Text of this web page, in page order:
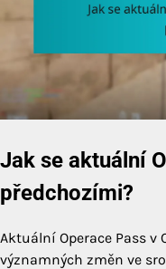
Jak se aktuální
předchozími?
Aktuální Operace Pass
významných změn ve